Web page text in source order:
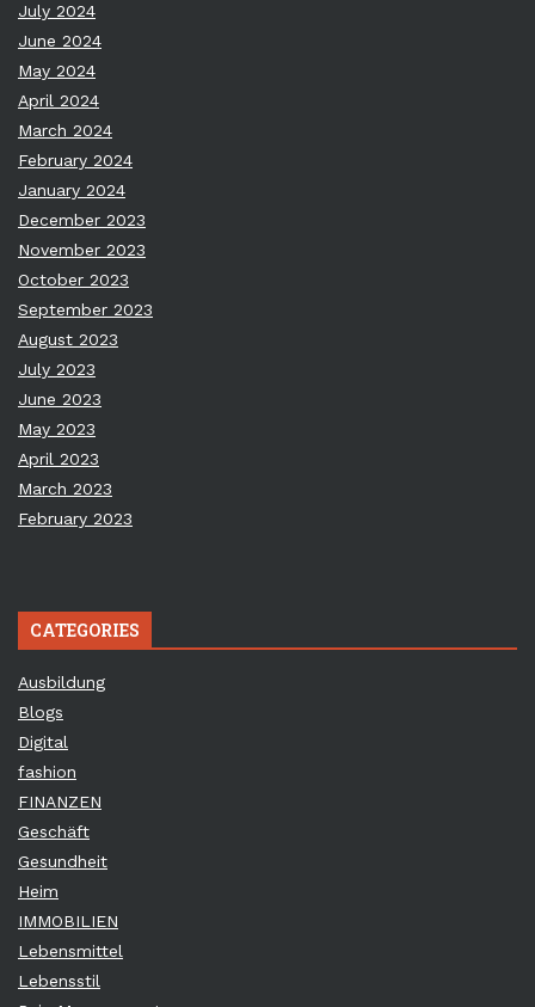
July 2024
June 2024
May 2024
April 2024
March 2024
February 2024
January 2024
December 2023
November 2023
October 2023
September 2023
August 2023
July 2023
June 2023
May 2023
April 2023
March 2023
February 2023
CATEGORIES
Ausbildung
Blogs
Digital
fashion
FINANZEN
Geschäft
Gesundheit
Heim
IMMOBILIEN
Lebensmittel
Lebensstil